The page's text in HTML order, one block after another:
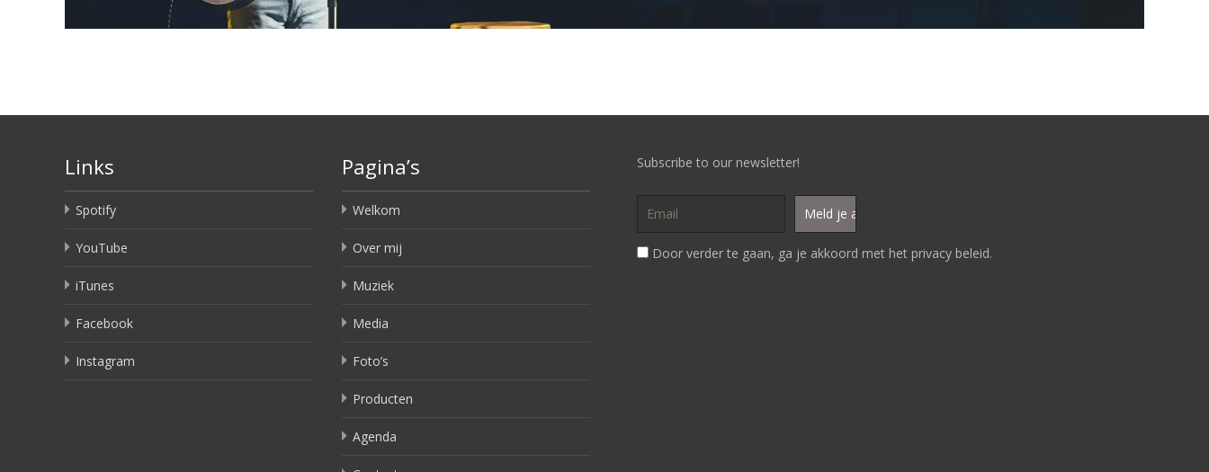
Links
Spotify
YouTube
iTunes
Facebook
Instagram
Pagina’s
Welkom
Over mij
Muziek
Media
Foto’s
Producten
Agenda
Subscribe to our newsletter!
Door verder te gaan, ga je akkoord met het privacy beleid.